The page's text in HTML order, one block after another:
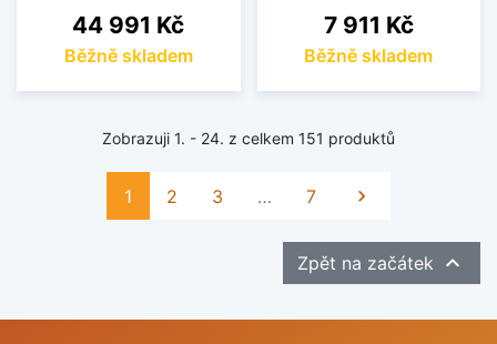
Cena
44 991 Kč
Běžně skladem
Cena
7 911 Kč
Běžně skladem
Zobrazuji 1. - 24. z celkem 151 produktů
1 2 3 … 7 Další

Zpět na začátek 